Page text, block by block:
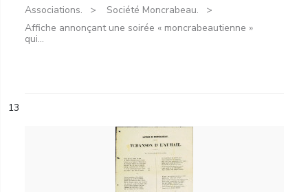
Associations.
Société Moncrabeau.
Affiche annonçant une soirée « moncrabeautienne »
qui...
13